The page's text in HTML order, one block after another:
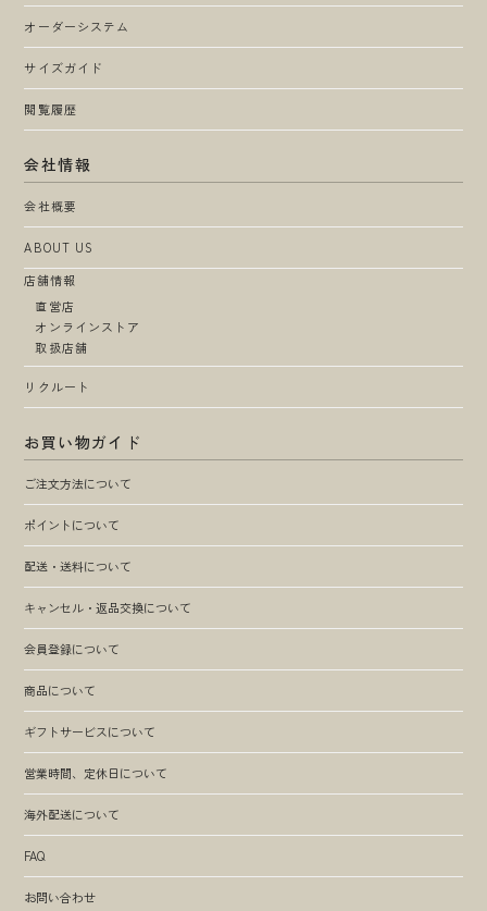
オーダーシステム
サイズガイド
閲覧履歴
会社情報
会社概要
ABOUT US
店舗情報
直営店
オンラインストア
取扱店舗
リクルート
お買い物ガイド
ご注文方法について
ポイントについて
配送・送料について
キャンセル・返品交換について
会員登録について
商品について
ギフトサービスについて
営業時間、定休日について
海外配送について
FAQ
お問い合わせ